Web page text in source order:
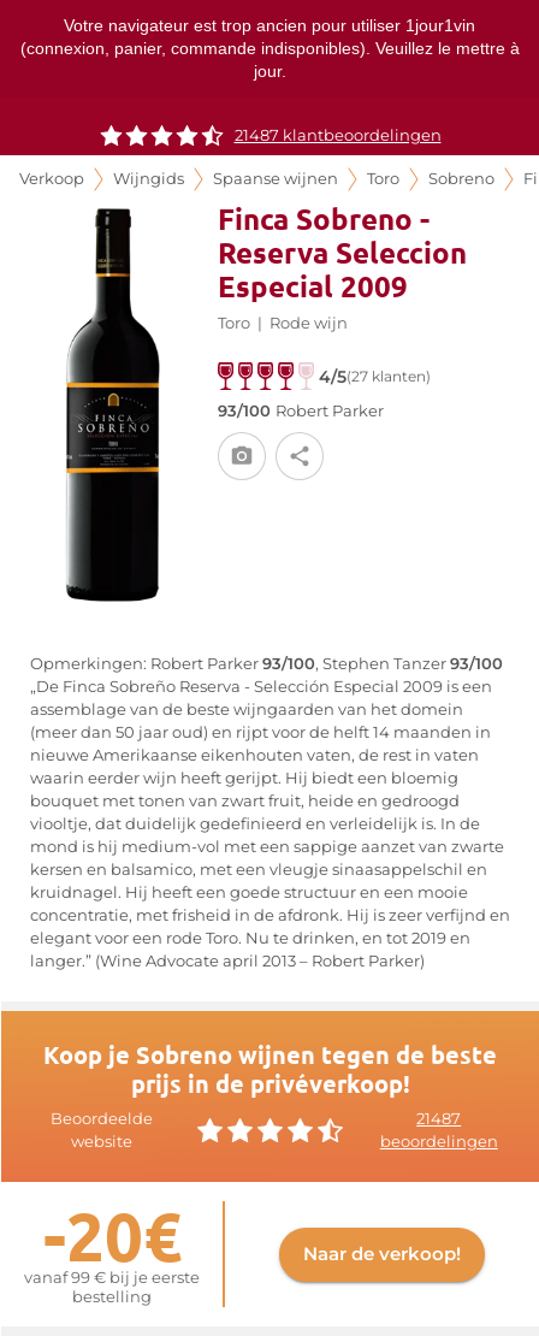
Votre navigateur est trop ancien pour utiliser 1jour1vin
(connexion, panier, commande indisponibles). Veuillez le mettre à
jour.
21487 klantbeoordelingen
Verkoop Wijngids Spaanse wijnen Toro Sobreno
Finca Sobreno -
Reserva Seleccion
Especial 2009
Toro | Rode wijn
4/5(27 klanten)
93/100 Robert Parker
Opmerkingen: Robert Parker 93/100, Stephen Tanzer 93/100
„De Finca Sobreño Reserva - Selección Especial 2009 is een
assemblage van de beste wijngaarden van het domein
(meer dan 50 jaar oud) en rijpt voor de helft 14 maanden in
nieuwe Amerikaanse eikenhouten vaten, de rest in vaten
waarin eerder wijn heeft gerijpt. Hij biedt een bloemig
bouquet met tonen van zwart fruit, heide en gedroogd
viooltje, dat duidelijk gedefinieerd en verleidelijk is. In de
mond is hij medium-vol met een sappige aanzet van zwarte
kersen en balsamico, met een vleugje sinaasappelschil en
kruidnagel. Hij heeft een goede structuur en een mooie
concentratie, met frisheid in de afdronk. Hij is zeer verfijnd en
elegant voor een rode Toro. Nu te drinken, en tot 2019 en
langer.” (Wine Advocate april 2013 – Robert Parker)
Koop je Sobreno wijnen tegen de beste
prijs in de privéverkoop!
Beoordeelde
website
21487
beoordelingen
-20€
vanaf 99 € bij je eerste
bestelling
Naar de verkoop!